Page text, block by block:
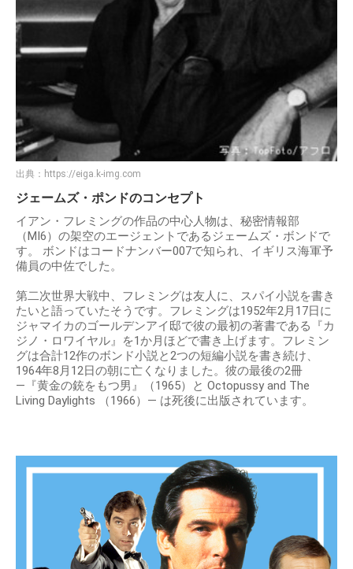
出典： https://eiga.k-img.com
ジェームズ・ポンドのコンセプト
イアン・フレミングの作品の中心人物は、秘密情報部
（MI6）の架空のエージェントであるジェームズ・ボンドで
す。 ボンドはコードナンバー007で知られ、イギリス海軍予
備員の中佐でした。
第二次世界大戦中、フレミングは友人に、スパイ小説を書き
たいと語っていたそうです。フレミングは1952年2月17日に
ジャマイカのゴールデンアイ邸で彼の最初の著書である『カ
ジノ・ロワイヤル』を1か月ほどで書き上げます。フレミン
グは合計12作のボンド小説と2つの短編小説を書き続け、
1964年8月12日の朝に亡くなりました。彼の最後の2冊
―『黄金の銃をもつ男』（1965）と Octopussy and The
Living Daylights （1966）― は死後に出版されています。